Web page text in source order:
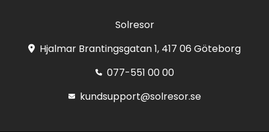
Solresor
Hjalmar Brantingsgatan 1, 417 06 Göteborg
077-551 00 00
kundsupport@solresor.se